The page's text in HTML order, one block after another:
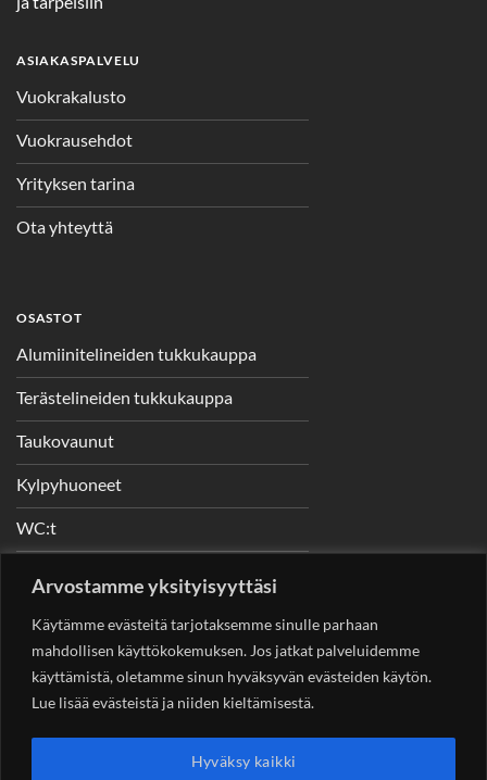
Arvostamme yksityisyyttäsi
Käytämme evästeitä tarjotaksemme sinulle parhaan
mahdollisen käyttökokemuksen. Jos jatkat palveluidemme
käyttämistä, oletamme sinun hyväksyvän evästeiden käytön.
Lue lisää evästeistä ja niiden kieltämisestä.
Hyväksy kaikki
ASIAKASPALVELU
Vuokrakalusto
Vuokrausehdot
Yrityksen tarina
Ota yhteyttä
OSASTOT
Alumiinitelineiden tukkukauppa
Terästelineiden tukkukauppa
Taukovaunut
Kylpyhuoneet
WC:t
YHTEYSTIEDOT
Helsingin Rakennuskonevuokraus OySotungintie 449,
00890 Helsinki 0400 99 53 63